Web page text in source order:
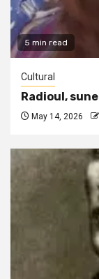
5 min read
Cultural
Radioul,
May 14, 2026